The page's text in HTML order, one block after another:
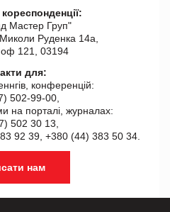
Мастер Груп"
Руденка 14а,
оф 121, 03194
для:
конференцій:
502-99-00,
на порталі, журналах:
502 30 13,
92 39, +380 (44) 383 50 34.
нам